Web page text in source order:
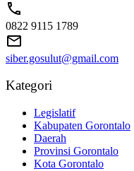
0822 9115 1789
siber.gosulut@gmail.com
Kategori
Legislatif
Kabupaten Gorontalo
Daerah
Provinsi Gorontalo
Kota Gorontalo